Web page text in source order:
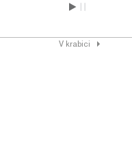
V krabici